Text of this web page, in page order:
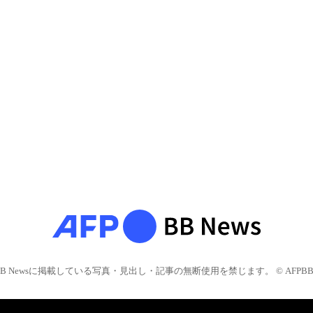
Newsに掲載している写真・見出し・記事の無断使用を禁じます。 © AFPBB